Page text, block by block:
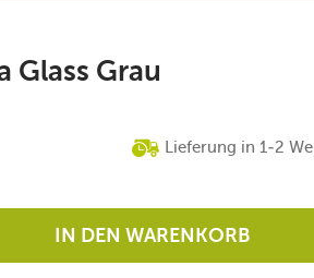
Glass Grau
Lieferung in 1-2
IN DEN WARENKORB